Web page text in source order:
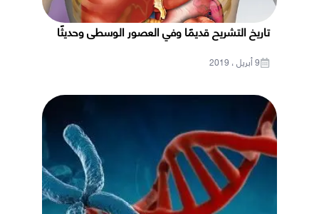
تاريخ التشريح قديمًا وفي العصور الوسطى وحديثًا
9 أبريل ، 2019